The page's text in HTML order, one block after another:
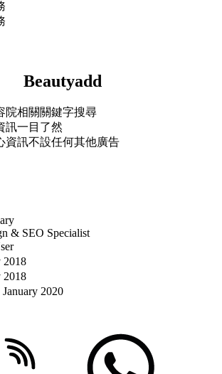
Beautyadd
院相關關鍵字搜尋
訊一目了然
資訊不設任何其他廣告
& SEO Specialist
2018
2018
2020